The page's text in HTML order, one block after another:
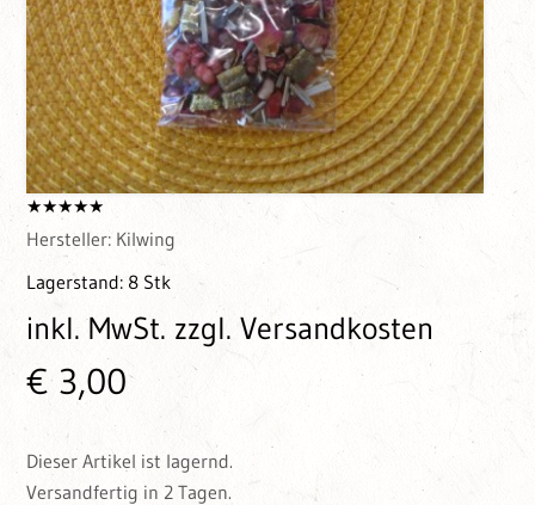
Hersteller: Kilwing
Lagerstand: 8 Stk
inkl. MwSt. zzgl. Versandkosten
€ 3,00
Dieser Artikel ist lagernd.
Versandfertig in 2 Tagen.